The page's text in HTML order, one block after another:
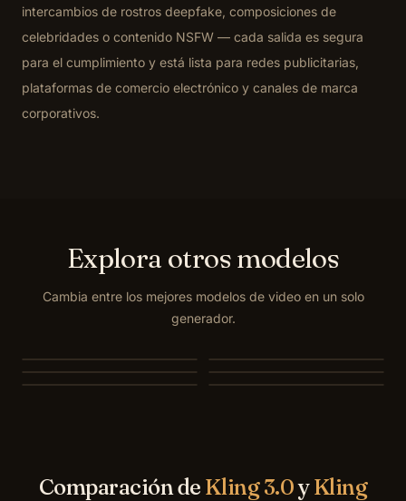
intercambios de rostros deepfake, composiciones de
celebridades o contenido NSFW — cada salida es segura
para el cumplimiento y está lista para redes publicitarias,
plataformas de comercio electrónico y canales de marca
corporativos.
Explora otros modelos
Cambia entre los mejores modelos de video en un solo
generador.
Comparación de Kling 3.0yKling